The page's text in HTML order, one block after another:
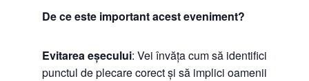
De ce este important acest eveniment?
Evitarea eșecului: Vei învăța cum să identifici
punctul de plecare corect și să implici oamenii